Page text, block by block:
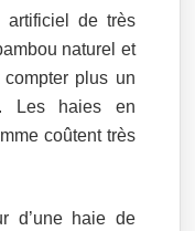
artificiel de très
naturel et
plus un
Les haies en
coûtent très
d’une haie de